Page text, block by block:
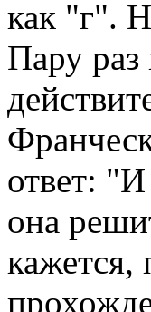
как "г".
Пару раз
ответ:
она
кажется,